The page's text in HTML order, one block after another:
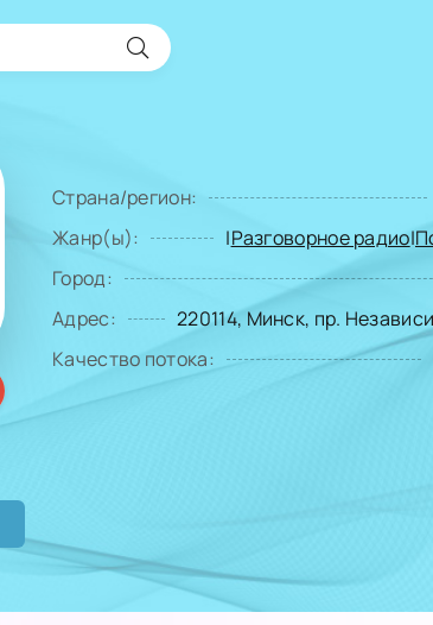
Страна/регион:
Жанр(ы):
|Разговорное радио|
Город:
Адрес:
220114, Минск, пр.
Качество потока: